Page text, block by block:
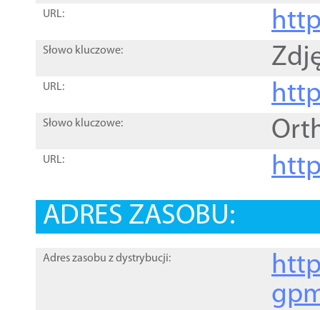
URL:
Słowo kluczowe:
URL:
Słowo kluczowe:
URL:
ADRES ZASOBU:
Adres zasobu z dystrybucji: